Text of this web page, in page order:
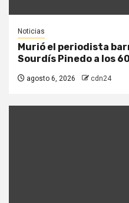
Noticias
Murió el periodista
Sourdís Pinedo a los
agosto 6, 2026 cdn24